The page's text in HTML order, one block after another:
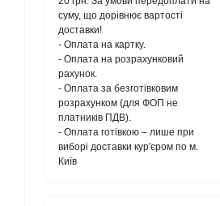
суму, що дорівнює вартості
доставки!
- Оплата на картку.
- Оплата на розрахунковий
рахунок.
- Оплата за безготівковим
розрахунком (для ФОП не
платників ПДВ).
- Оплата готівкою – лише при
виборі доставки кур'єром по м.
Київ